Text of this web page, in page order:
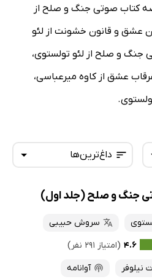
کتاب صوتی جنگ و صلح از
عشق و قانون خشونت از لئو
جنگ و صلح از لئو تولستوی،
عشق از کاوه میرعباسی،
داغ‌ترین‌ها
تازه‌ها
داغ‌ترین‌ها
پرفروش‌ها
پربحث‌ها
جنگ و صلح (جلد اول)
سروش حبیبی
۴.۶ (امتیاز ۲۹۱ نفر)
نیلوفر
آوانامه